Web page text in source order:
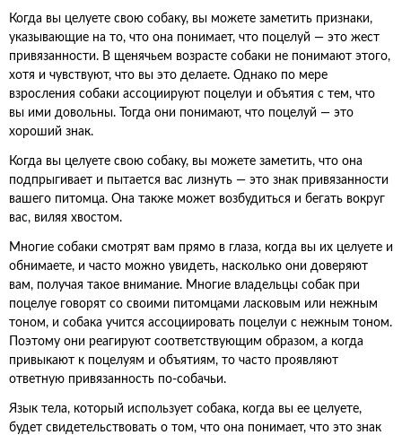
Когда вы целуете свою собаку, вы можете заметить признаки,
указывающие на то, что она понимает, что поцелуй — это жест
привязанности. В щенячьем возрасте собаки не понимают этого,
хотя и чувствуют, что вы это делаете. Однако по мере
взросления собаки ассоциируют поцелуи и объятия с тем, что
вы ими довольны. Тогда они понимают, что поцелуй — это
хороший знак.
Когда вы целуете свою собаку, вы можете заметить, что она
подпрыгивает и пытается вас лизнуть — это знак привязанности
вашего питомца. Она также может возбудиться и бегать вокруг
вас, виляя хвостом.
Многие собаки смотрят вам прямо в глаза, когда вы их целуете и
обнимаете, и часто можно увидеть, насколько они доверяют
вам, получая такое внимание. Многие владельцы собак при
поцелуе говорят со своими питомцами ласковым или нежным
тоном, и собака учится ассоциировать поцелуи с нежным тоном.
Поэтому они реагируют соответствующим образом, а когда
привыкают к поцелуям и объятиям, то часто проявляют
ответную привязанность по-собачьи.
Язык тела, который использует собака, когда вы ее целуете,
будет свидетельствовать о том, что она понимает, что это знак